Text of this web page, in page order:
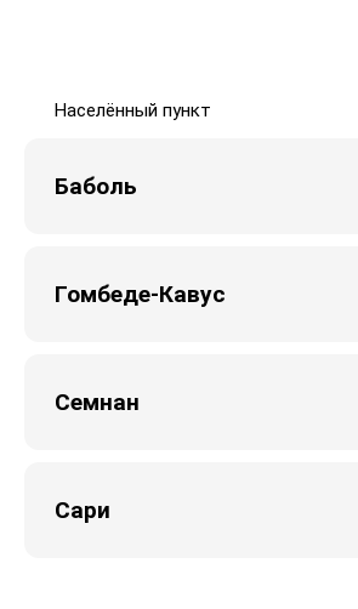
Населённый пункт
Баболь
Гомбеде-Кавус
Семнан
Сари